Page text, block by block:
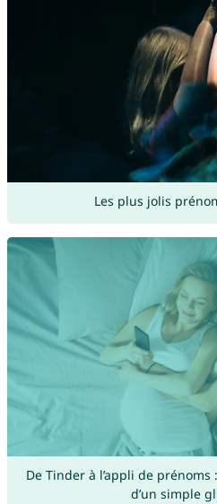
Les plus jolis
De Tinder à l’appli de
d’un simple